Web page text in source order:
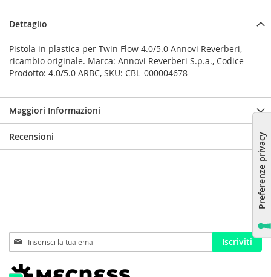
Dettaglio
Pistola in plastica per Twin Flow 4.0/5.0 Annovi Reverberi,
ricambio originale. Marca: Annovi Reverberi S.p.a., Codice
Prodotto: 4.0/5.0 ARBC, SKU: CBL_000004678
Maggiori Informazioni
Recensioni
Iscriviti
alla
nostra
Newsletter:
Iscriviti